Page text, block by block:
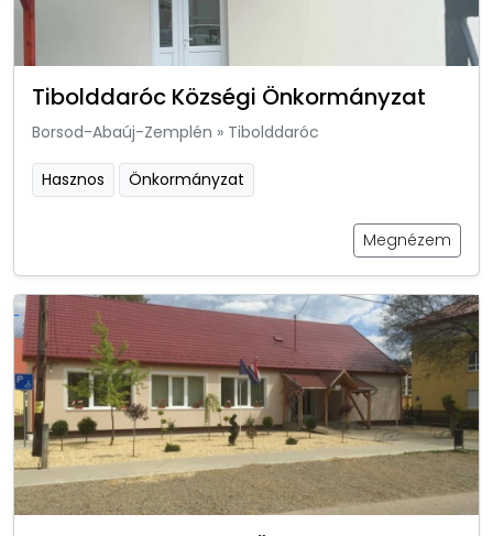
Tibolddaróc Községi Önkormányzat
Borsod-Abaúj-Zemplén » Tibolddaróc
Hasznos Önkormányzat
Megnézem